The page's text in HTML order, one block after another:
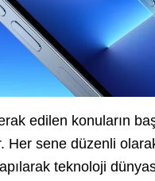
edilen konuların
Her sene düzenli
teknoloji